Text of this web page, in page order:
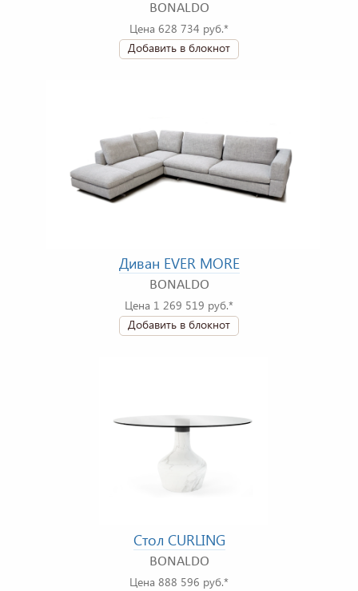
BONALDO
Цена 628 734 руб.*
Добавить в блокнот
Диван EVER MORE
BONALDO
Цена 1 269 519 руб.*
Добавить в блокнот
Стол CURLING
BONALDO
Цена 888 596 руб.*